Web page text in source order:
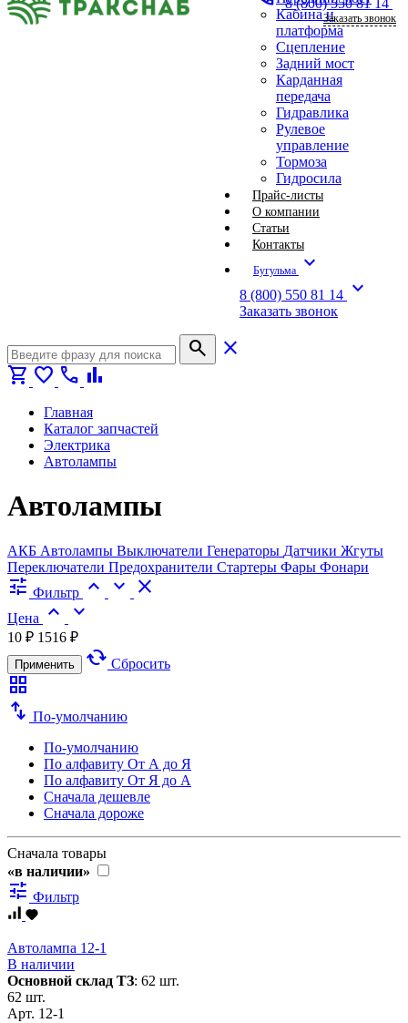
Кабина и
платформа
Сцепление
Задний мост
Карданная
передача
Гидравлика
Рулевое
управление
Тормоза
Гидросила
Прайс-листы
О компании
Статьи
Контакты
Бугульма expand_more
8 (800) 550 81 14 expand_more
Заказать звонок
Заказать звонок
search
close
shopping_cart favorite call bar_chart
Главная
Каталог запчастей
Электрика
Автолампы
Автолампы
АКБ Автолампы Выключатели Генераторы Датчики Жгуты
Переключатели Предохранители Стартеры Фары Фонари
tune Фильтр expand_less expand_more close
Цена expand_less expand_more
10 ₽ 1516 ₽
Применить cached Сбросить
grid_view
swap_vert По-умолчанию
По-умолчанию
По алфавиту От А до Я
По алфавиту От Я до А
Сначала дешевле
Сначала дороже
Сначала товары
«в наличии»
tune Фильтр
Автолампа 12-1
В наличии
Основной склад ТЗ: 62 шт.
62 шт.
Арт. 12-1